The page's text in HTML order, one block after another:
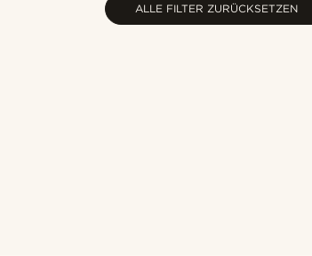
ALLE FILTER ZURÜCKSETZEN